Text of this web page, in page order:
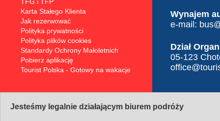
Karta Stałego Klienta
Jak rezerwować
Polityka prywatności
Polityka plików cookies
Standardy Ochrony Małoletnich
Pobierz aplikację
Tourist Polska - Gotowy na wakacje
Wynajem
e-mail:
Dział
05-123
Jesteśmy legalnie działającym biurem podróży